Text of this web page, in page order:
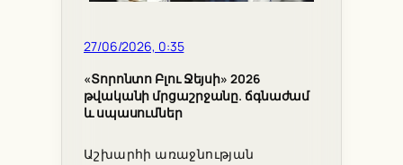
27/06/2026, 0:35
«Տորոնտո Բլու Ջեյսի» 2026
թվականի մրցաշրջանը. ճգնաժամ
և սպասումներ
Աշխարհի առաջնության